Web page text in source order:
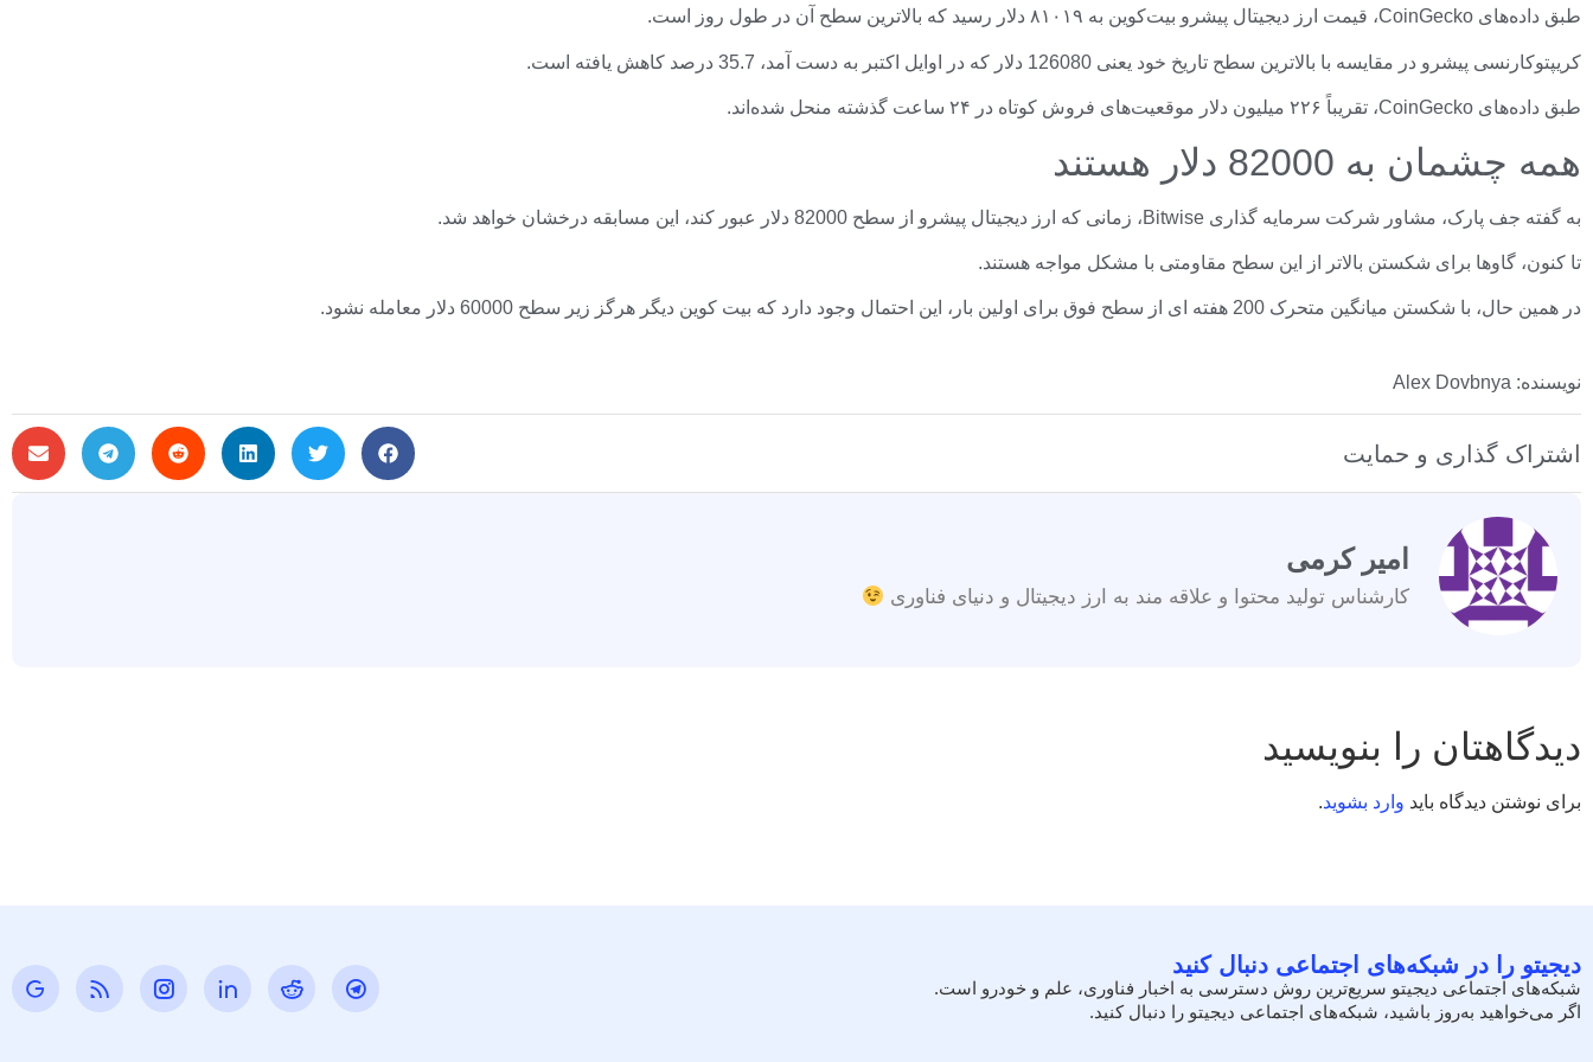
طبق داده‌های CoinGecko، قیمت ارز دیجیتال پیشرو بیت‌کوین به ۸۱۰۱۹ دلار رسید که بالاترین سطح آن در طول روز است.
کریپتوکارنسی پیشرو در مقایسه با بالاترین سطح تاریخ خود یعنی 126080 دلار که در اوایل اکتبر به دست آمد، 35.7 درصد کاهش یافته است.
طبق داده‌های CoinGecko، تقریباً ۲۲۶ میلیون دلار موقعیت‌های فروش کوتاه در ۲۴ ساعت گذشته منحل شده‌اند.
همه چشمان به 82000 دلار هستند
به گفته جف پارک، مشاور شرکت سرمایه گذاری Bitwise، زمانی که ارز دیجیتال پیشرو از سطح 82000 دلار عبور کند، این مسابقه درخشان خواهد شد.
تا کنون، گاوها برای شکستن بالاتر از این سطح مقاومتی با مشکل مواجه هستند.
در همین حال، با شکستن میانگین متحرک 200 هفته ای از سطح فوق برای اولین بار، این احتمال وجود دارد که بیت کوین دیگر هرگز زیر سطح 60000 دلار معامله نشود.
نویسنده: Alex Dovbnya
اشتراک گذاری و حمایت
امیر کرمی
کارشناس تولید محتوا و علاقه مند به ارز دیجیتال و دنیای فناوری
دیدگاهتان را بنویسید
برای نوشتن دیدگاه باید وارد بشوید.
دیجیتو را در شبکه‌های اجتماعی دنبال کنید
شبکه‌های اجتماعی دیجیتو سریع‌ترین روش دسترسی به اخبار فناوری، علم و خودرو است.
اگر می‌خواهید به‌روز باشید، شبکه‌های اجتماعی دیجیتو را دنبال کنید.